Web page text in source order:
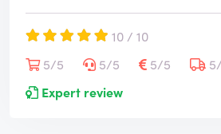
10 / 10
5/5
5/5 5/5
Expert review